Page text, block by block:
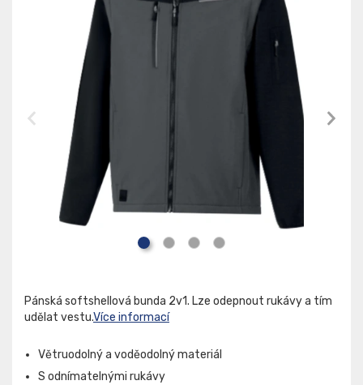
Pánská softshellová bunda 2v1. Lze odepnout rukávy a tím
udělat vestu.Více informací
Větruodolný a voděodolný materiál
S odnímatelnými rukávy